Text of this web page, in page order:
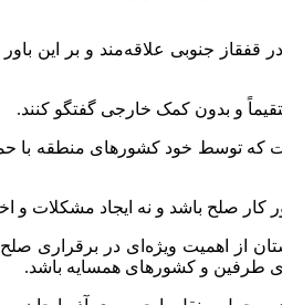
جنوبی علاقه‌مند و بر این
و بدون کمک خارجی گفتگو کنند.
توسط خود کشورهای منطقه با
صلح باشد و نه ایجاد مشکلات و
از اهمیت ویژه‌ای در برقراری
طرفین و کشورهای همسایه باشد.